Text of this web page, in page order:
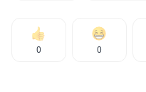
0 0